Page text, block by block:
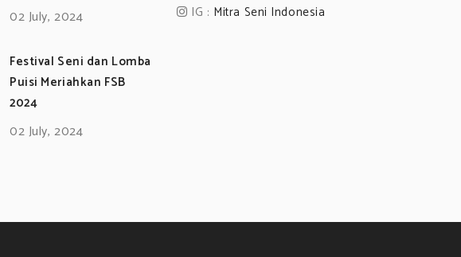
02 July, 2024
Festival Seni dan Lomba
Puisi Meriahkan FSB
2024
02 July, 2024
IG : Mitra Seni Indonesia